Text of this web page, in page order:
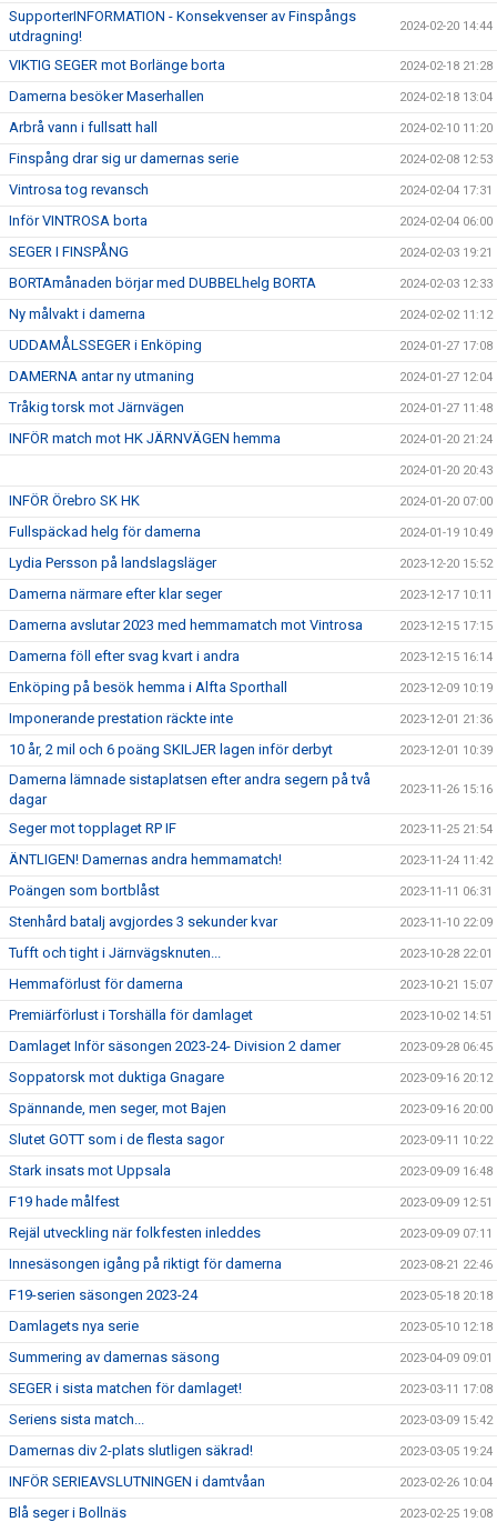
SupporterINFORMATION - Konsekvenser av Finspångs
utdragning!
2024-02-20 14:44
VIKTIG SEGER mot Borlänge borta 2024-02-18 21:28
Damerna besöker Maserhallen 2024-02-18 13:04
Arbrå vann i fullsatt hall 2024-02-10 11:20
Finspång drar sig ur damernas serie 2024-02-08 12:53
Vintrosa tog revansch 2024-02-04 17:31
Inför VINTROSA borta 2024-02-04 06:00
SEGER I FINSPÅNG 2024-02-03 19:21
BORTAmånaden börjar med DUBBELhelg BORTA 2024-02-03 12:33
Ny målvakt i damerna 2024-02-02 11:12
UDDAMÅLSSEGER i Enköping 2024-01-27 17:08
DAMERNA antar ny utmaning 2024-01-27 12:04
Tråkig torsk mot Järnvägen 2024-01-27 11:48
INFÖR match mot HK JÄRNVÄGEN hemma 2024-01-20 21:24
2024-01-20 20:43
INFÖR Örebro SK HK 2024-01-20 07:00
Fullspäckad helg för damerna 2024-01-19 10:49
Lydia Persson på landslagsläger 2023-12-20 15:52
Damerna närmare efter klar seger 2023-12-17 10:11
Damerna avslutar 2023 med hemmamatch mot Vintrosa 2023-12-15 17:15
Damerna föll efter svag kvart i andra 2023-12-15 16:14
Enköping på besök hemma i Alfta Sporthall 2023-12-09 10:19
Imponerande prestation räckte inte 2023-12-01 21:36
10 år, 2 mil och 6 poäng SKILJER lagen inför derbyt 2023-12-01 10:39
Damerna lämnade sistaplatsen efter andra segern på två
dagar
2023-11-26 15:16
Seger mot topplaget RP IF 2023-11-25 21:54
ÄNTLIGEN! Damernas andra hemmamatch! 2023-11-24 11:42
Poängen som bortblåst 2023-11-11 06:31
Stenhård batalj avgjordes 3 sekunder kvar 2023-11-10 22:09
Tufft och tight i Järnvägsknuten... 2023-10-28 22:01
Hemmaförlust för damerna 2023-10-21 15:07
Premiärförlust i Torshälla för damlaget 2023-10-02 14:51
Damlaget Inför säsongen 2023-24- Division 2 damer 2023-09-28 06:45
Soppatorsk mot duktiga Gnagare 2023-09-16 20:12
Spännande, men seger, mot Bajen 2023-09-16 20:00
Slutet GOTT som i de flesta sagor 2023-09-11 10:22
Stark insats mot Uppsala 2023-09-09 16:48
F19 hade målfest 2023-09-09 12:51
Rejäl utveckling när folkfesten inleddes 2023-09-09 07:11
Innesäsongen igång på riktigt för damerna 2023-08-21 22:46
F19-serien säsongen 2023-24 2023-05-18 20:18
Damlagets nya serie 2023-05-10 12:18
Summering av damernas säsong 2023-04-09 09:01
SEGER i sista matchen för damlaget! 2023-03-11 17:08
Seriens sista match... 2023-03-09 15:42
Damernas div 2-plats slutligen säkrad! 2023-03-05 19:24
INFÖR SERIEAVSLUTNINGEN i damtvåan 2023-02-26 10:04
Blå seger i Bollnäs 2023-02-25 19:08